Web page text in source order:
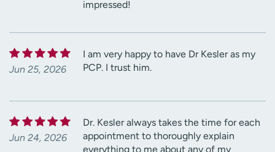
impressed!
Jun 25, 2026
I am very happy to have Dr Kesler as my
PCP. I trust him.
Jun 24, 2026
Dr. Kesler always takes the time for each
appointment to thoroughly explain
everything to me about any of my